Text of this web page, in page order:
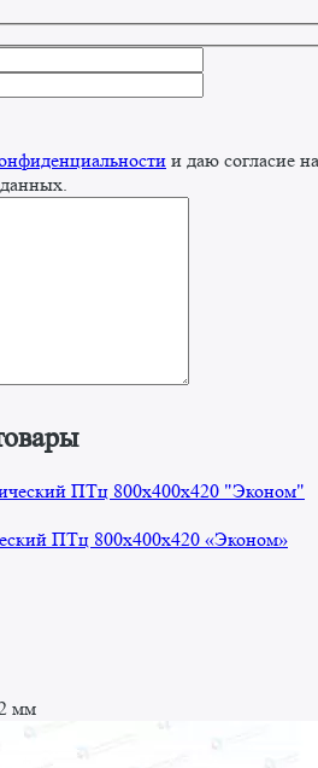
и даю согласие на
ПТц 800x400x420 «Эконом»
мм